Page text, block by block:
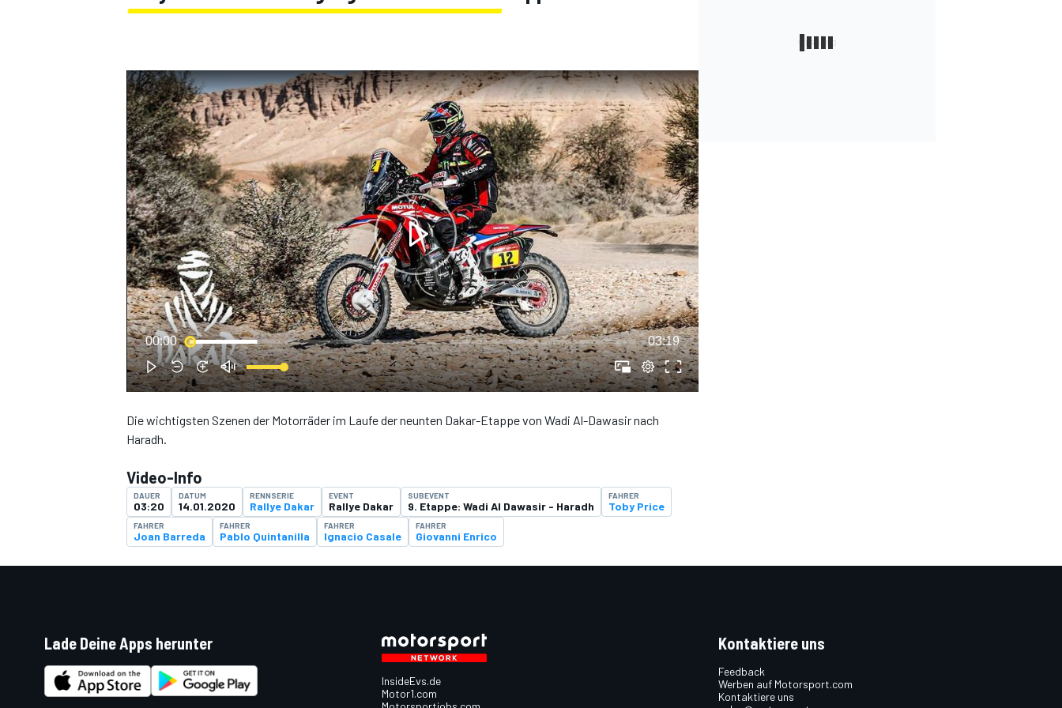
MOTOGP
00:00 03:19
Die wichtigsten Szenen der Motorräder im Laufe der neunten Dakar-Etappe von Wadi Al-Dawasir nach
Haradh.
Video-Info
DAUER
03:20
DATUM
14.01.2020
RENNSERIE
Rallye Dakar
EVENT
Rallye Dakar
SUBEVENT
9. Etappe: Wadi Al Dawasir - Haradh
FAHRER
Toby Price
FAHRER
Joan Barreda
FAHRER
Pablo Quintanilla
FAHRER
Ignacio Casale
FAHRER
Giovanni Enrico
Lade Deine Apps herunter
InsideEvs.de
Motor1.com
Kontaktiere uns
Feedback
Werben auf Motorsport.com
Kontaktiere uns